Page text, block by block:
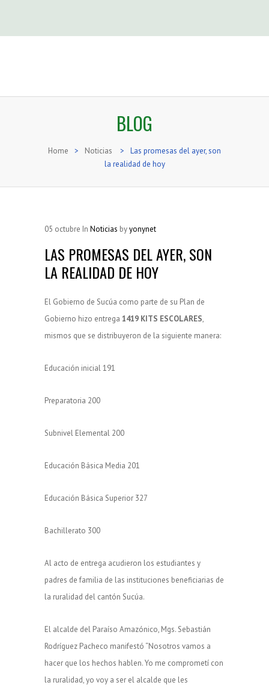
BLOG
Home > Noticias >
Las promesas del ayer, son
la realidad de hoy
05 octubre In Noticias byyonynet
LAS PROMESAS DEL AYER, SON
LA REALIDAD DE HOY
El Gobierno de Sucúa como parte de su Plan de
Gobierno hizo entrega 1419 KITS ESCOLARES,
mismos que se distribuyeron de la siguiente manera:
Educación inicial 191
Preparatoria 200
Subnivel Elemental 200
Educación Básica Media 201
Educación Básica Superior 327
Bachillerato 300
Al acto de entrega acudieron los estudiantes y
padres de familia de las instituciones beneficiarias de
la ruralidad del cantón Sucúa.
El alcalde del Paraíso Amazónico, Mgs. Sebastián
Rodríguez Pacheco manifestó “Nosotros vamos a
hacer que los hechos hablen. Yo me comprometí con
la ruralidad, yo voy a ser el alcalde que les